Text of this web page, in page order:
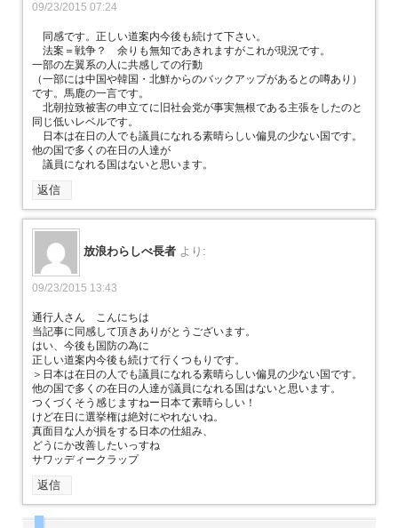
09/23/2015 07:24
同感です。正しい道案内今後も続けて下さい。
法案＝戦争？ 余りも無知であきれますがこれが現況です。
一部の左翼系の人に共感しての行動
（一部には中国や韓国・北鮮からのバックアップがあるとの噂あり）
です。馬鹿の一言です。
北朝拉致被害の申立てに旧社会党が事実無根である主張をしたのと
同じ低いレベルです。
日本は在日の人でも議員になれる素晴らしい偏見の少ない国です。
他の国で多くの在日の人達が
議員になれる国はないと思います。
返信
放浪わらしべ長者 より:
09/23/2015 13:43
通行人さん こんにちは
当記事に同感して頂きありがとうございます。
はい、今後も国防の為に
正しい道案内今後も続けて行くつもりです。
＞日本は在日の人でも議員になれる素晴らしい偏見の少ない国です。
他の国で多くの在日の人達が議員になれる国はないと思います。
つくづくそう感じますねー日本て素晴らしい！
けど在日に選挙権は絶対にやれないね。
真面目な人が損をする日本の仕組み、
どうにか改善したいっすね
サワッディークラップ
返信